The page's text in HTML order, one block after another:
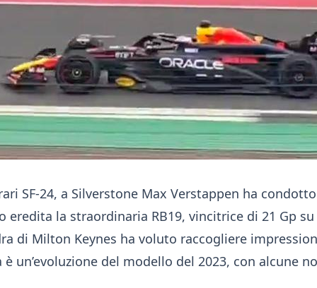
SF-24, a Silverstone Max Verstappen ha
eredita la straordinaria RB19, vincitrice di 21 Gp
di Milton Keynes ha voluto raccogliere
un’evoluzione del modello del 2023, con alcune